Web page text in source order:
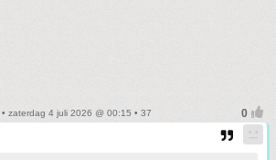
• zaterdag 4 juli 2026 @ 00:15 • 37